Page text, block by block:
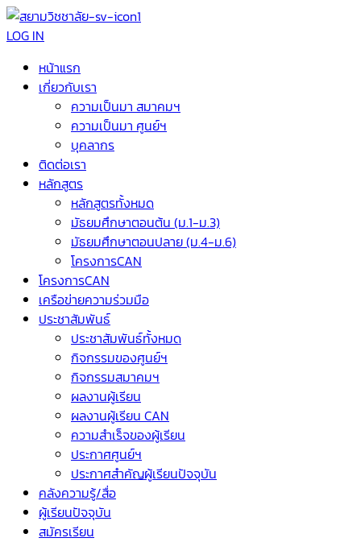
LOG IN
หน้าแรก
เกี่ยวกับเรา
ความเป็นมา สมาคมฯ
ความเป็นมา ศูนย์ฯ
บุคลากร
ติดต่อเรา
หลักสูตร
หลักสูตรทั้งหมด
มัธยมศึกษาตอนต้น (ม.1-ม.3)
มัธยมศึกษาตอนปลาย (ม.4-ม.6)
โครงการCAN
โครงการCAN
เครือข่ายความร่วมมือ
ประชาสัมพันธ์
ประชาสัมพันธ์ทั้งหมด
กิจกรรมของศูนย์ฯ
กิจกรรมสมาคมฯ
ผลงานผู้เรียน
ผลงานผู้เรียน CAN
ความสำเร็จของผู้เรียน
ประกาศศูนย์ฯ
ประกาศสำคัญผู้เรียนปัจจุบัน
คลังความรู้/สื่อ
ผู้เรียนปัจจุบัน
สมัครเรียน